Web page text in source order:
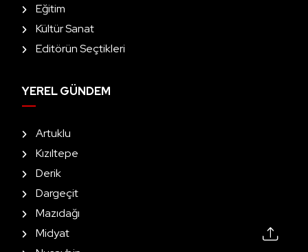
Eğitim
Kültür Sanat
Editörün Seçtikleri
YEREL GÜNDEM
Artuklu
Kızıltepe
Derik
Dargeçit
Mazıdağı
Midyat